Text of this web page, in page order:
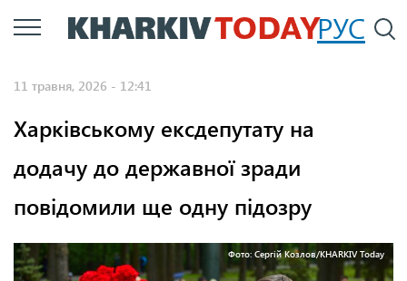
Перейти
до
РУС
11 травня, 2026 - 12:41
Харківському ексдепутату на
додачу до державної зради
повідомили ще одну підозру
Фото: Сергій Козлов/KHARKIV Today